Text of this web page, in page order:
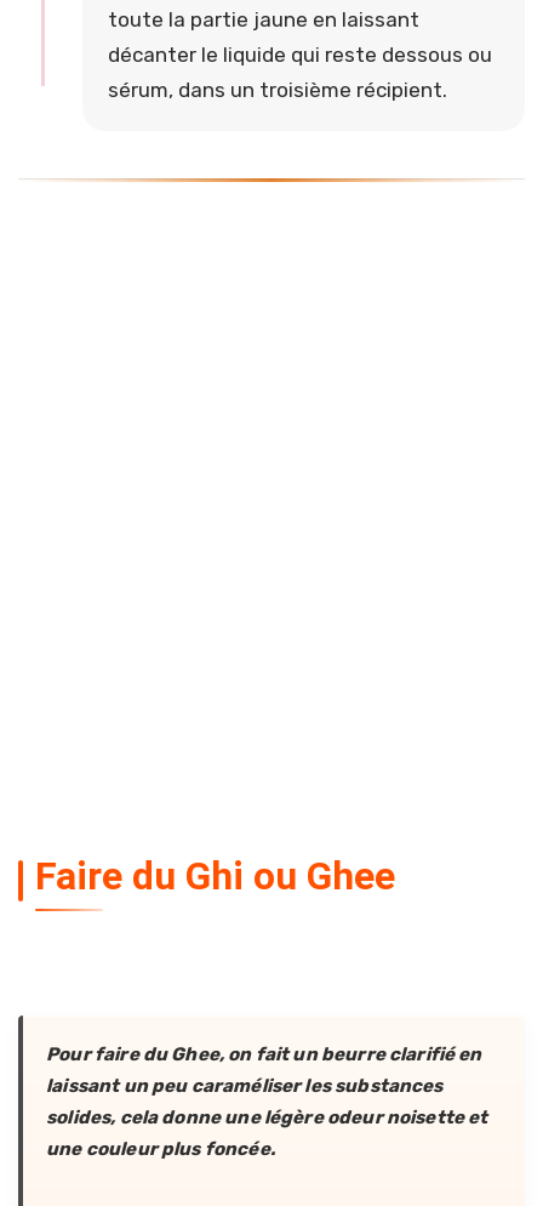
toute la partie jaune en laissant
décanter le liquide qui reste dessous ou
sérum, dans un troisième récipient.
Faire du Ghi ou Ghee
Pour faire du Ghee, on fait un beurre clarifié en
laissant un peu caraméliser les substances
solides, cela donne une légère odeur noisette et
une couleur plus foncée.